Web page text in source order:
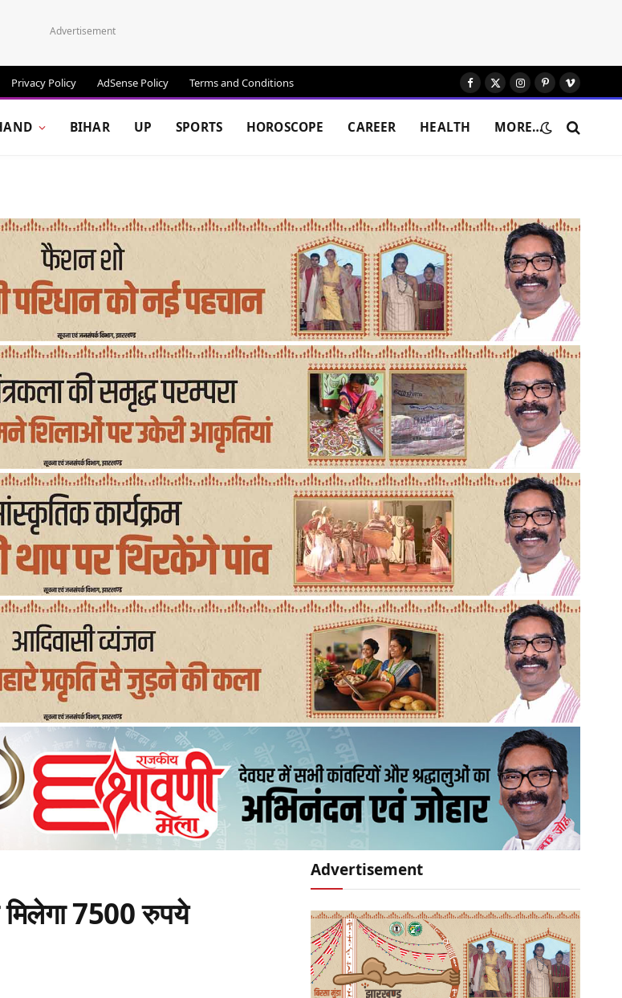
Advertisement
Privacy Policy AdSense Policy Terms and Conditions Facebook
X
Instagram
Pinterest
Vimeo
BIHAR UP SPORTS HOROSCOPE CAREER HEALTH MORE…
7500 रुपये
Advertisement